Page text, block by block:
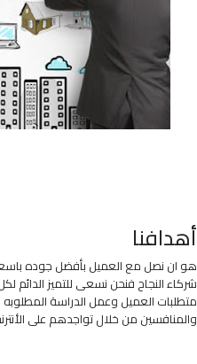
أهدافنا
هو ان نصل مع العميل بأفضل جوده
شركاء النجاح فنحن نسعى للتميز
متطلبات العميل وعمل الدراسة
والمنافسين من خلال تواجدهم على